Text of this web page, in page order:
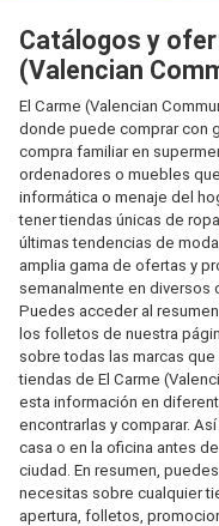
Catálogos y
(Valencian
El Carme (Valencian
donde puede comprar con
compra familiar en
ordenadores o muebles
informática o menaje del
tener tiendas únicas de
últimas tendencias de
amplia gama de ofertas y
semanalmente en diversos
Puedes acceder al
los folletos de nuestra
sobre todas las marcas
tiendas de El Carme
esta información en
encontrarlas y comparar.
casa o en la oficina antes
ciudad. En resumen,
necesitas sobre cualquier
apertura, folletos,